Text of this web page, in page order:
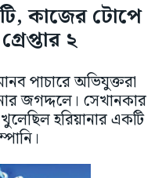
কাজের টোপে
২
পাচারে অভিযুক্তরা
জগদ্দলে। সেখানকার
হরিয়ানার একটি